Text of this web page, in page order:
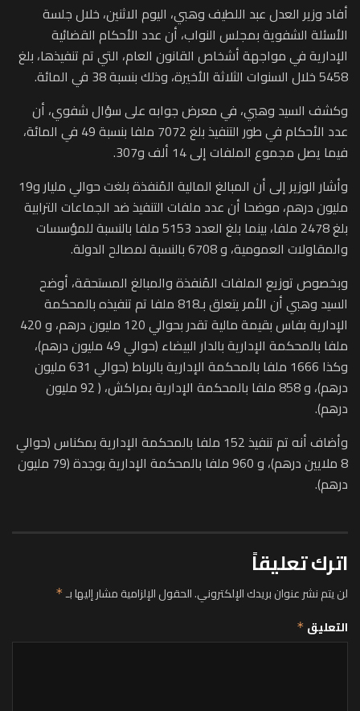
أفاد وزير العدل عبد اللطيف وهبي، اليوم الاثنين، خلال جلسة
الأسئلة الشفوية بمجلس النواب، أن عدد الأحكام القضائية
الإدارية في مواجهة أشخاص القانون العام، التي تم تنفيذها، بلغ
5458 خلال السنوات الثلاثة الأخيرة، وذلك بنسبة 38 في المائة.
وكشف السيد وهبي، في معرض جوابه على سؤال شفوي، أن
عدد الأحكام في طور التنفيذ بلغ 7072 ملفا بنسبة 49 في المائة،
فيما يصل مجموع الملفات إلى 14 ألف و307.
وأشار الوزير إلى أن المبالغ المالية المُنفذة بلغت حوالي مليار و19
مليون درهم، موضحا أن عدد ملفات التنفيذ ضد الجماعات الترابية
بلغ 2478 ملفا، بينما بلغ العدد 5153 ملفا بالنسبة للمؤسسات
والمقاولات العمومية، و 6708 بالنسبة لمصالح الدولة.
وبخصوص توزيع الملفات المُنفذة والمبالغ المستحقة، أوضح
السيد وهبي أن الأمر يتعلق بـ818 ملفا تم تنفيذه بالمحكمة
الإدارية بفاس بقيمة مالية تقدر بحوالي 120 مليون درهم، و 420
ملفا بالمحكمة الإدارية بالدار البيضاء (حوالي 49 مليون درهم)،
وكذا 1666 ملفا بالمحكمة الإدارية بالرباط (حوالي 631 مليون
درهم)، و 858 ملفا بالمحكمة الإدارية بمراكش، ( 92 مليون
درهم).
وأضاف أنه تم تنفيذ 152 ملفا بالمحكمة الإدارية بمكناس (حوالي
8 ملايين درهم)، و 960 ملفا بالمحكمة الإدارية بوجدة (79 مليون
درهم).
اترك تعليقاً
لن يتم نشر عنوان بريدك الإلكتروني.الحقول الإلزامية مشار إليها بـ*
التعليق *